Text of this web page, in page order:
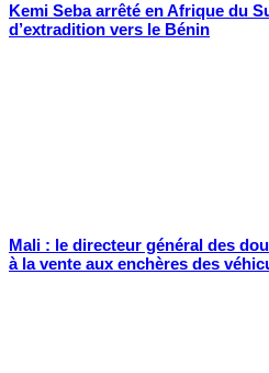
Kemi Seba arrêté en Afrique du
d’extradition vers le Bénin
Mali : le directeur général des
à la vente aux enchères des